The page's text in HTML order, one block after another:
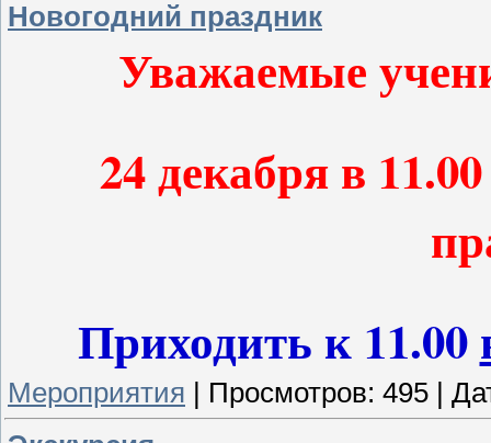
Новогодний праздник
Уважаемые
24 декабря в
Приходить к 11.00
Мероприятия Просмотров: 495